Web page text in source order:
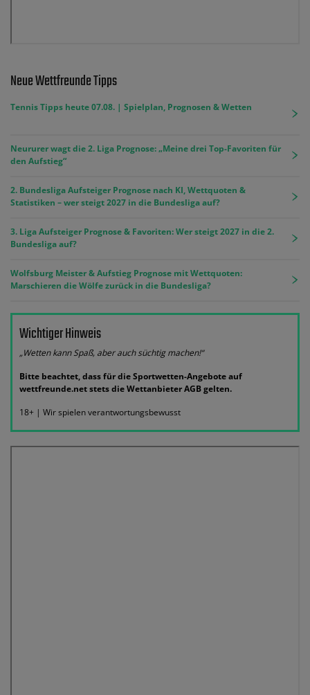
Neue Wettfreunde Tipps
Tennis Tipps heute 07.08. | Spielplan, Prognosen & Wetten
Neururer wagt die 2. Liga Prognose: „Meine drei Top-Favoriten für
den Aufstieg“
2. Bundesliga Aufsteiger Prognose nach KI, Wettquoten &
Statistiken – wer steigt 2027 in die Bundesliga auf?
3. Liga Aufsteiger Prognose & Favoriten: Wer steigt 2027 in die 2.
Bundesliga auf?
Wolfsburg Meister & Aufstieg Prognose mit Wettquoten:
Marschieren die Wölfe zurück in die Bundesliga?
Wichtiger Hinweis
„Wetten kann Spaß, aber auch süchtig machen!“
Bitte beachtet, dass für die Sportwetten-Angebote auf
wettfreunde.net stets die Wettanbieter AGB gelten.
18+ | Wir spielen verantwortungsbewusst